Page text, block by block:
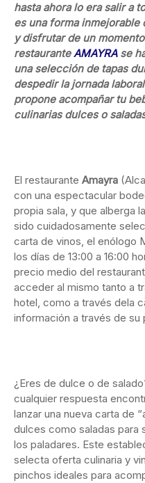
hasta ahora lo era salir a
es una forma inmejorable
y disfrutar de un
restauranteAMAYRAse
una selección de tapas
despedir la jornada
propone acompañar tu
culinarias dulces o
El restaurante Amayra
con una espectacular
propia sala, y que alberga
sido cuidadosamente
carta de vinos, el enólogo
los días de 13:00 a 16:00
precio medio del
acceder al mismo tanto a
hotel, como a través dela
información a través de su
¿Eres de dulce o de
cualquier respuesta
lanzar una nueva carta de
dulces como saladas para
los paladares. Este
selecta oferta culinaria y
pinchos ideales para